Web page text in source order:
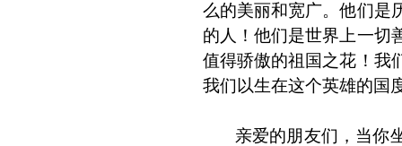
么的美丽和宽广。他们是
的人！他们是世界上一切
值得骄傲的祖国之花！我
我们以生在这个英雄的国
亲爱的朋友们，当你坐